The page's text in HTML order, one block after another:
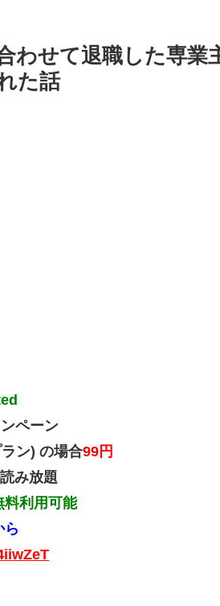
わせて退職した専業
た話
ペーン
ン) の場合99円
み放題
料利用可能
ら